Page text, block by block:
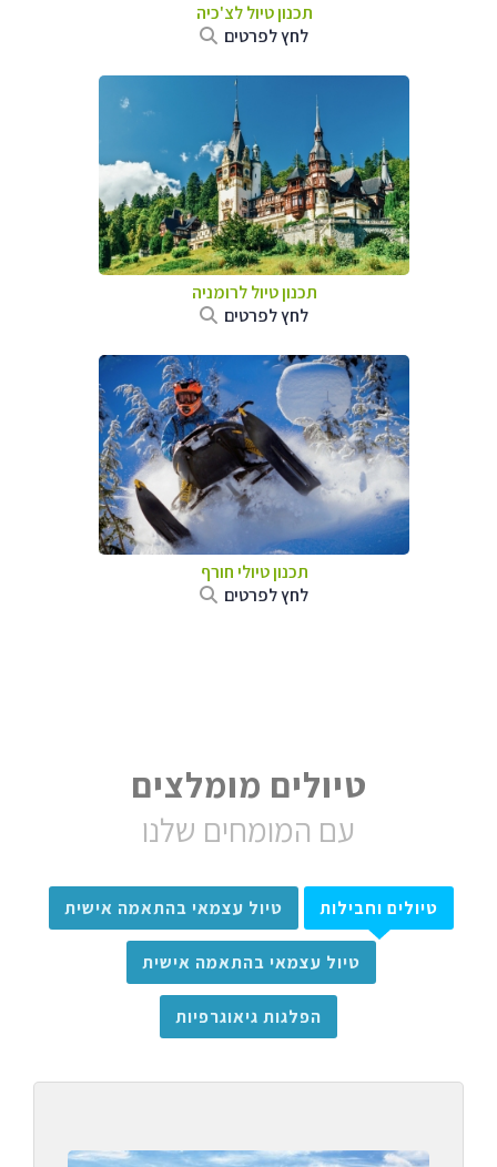
תכנון טיול לצ'כיה
לחץ לפרטים
תכנון טיול לרומניה
לחץ לפרטים
תכנון טיולי חורף
לחץ לפרטים
טיולים מומלצים
עם המומחים שלנו
טיולים וחבילות טיול עצמאי בהתאמה אישית
טיול עצמאי בהתאמה אישית
הפלגות גיאוגרפיות